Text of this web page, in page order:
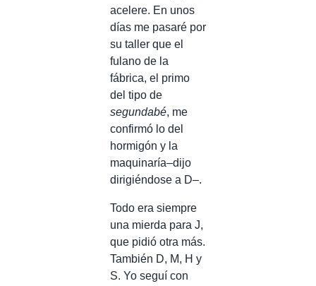
acelere. En unos
días me pasaré por
su taller que el
fulano de la
fábrica, el primo
del tipo de
segundabé, me
confirmó lo del
hormigón y la
maquinaría–dijo
dirigiéndose a D–.
Todo era siempre
una mierda para J,
que pidió otra más.
También D, M, H y
S. Yo seguí con